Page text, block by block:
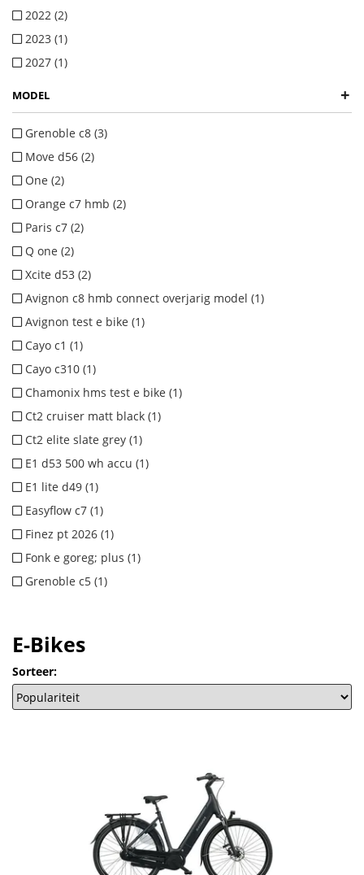
2022 (2)
2023 (1)
2027 (1)
MODEL +
Grenoble c8 (3)
Move d56 (2)
One (2)
Orange c7 hmb (2)
Paris c7 (2)
Q one (2)
Xcite d53 (2)
Avignon c8 hmb connect overjarig model (1)
Avignon test e bike (1)
Cayo c1 (1)
Cayo c310 (1)
Chamonix hms test e bike (1)
Ct2 cruiser matt black (1)
Ct2 elite slate grey (1)
E1 d53 500 wh accu (1)
E1 lite d49 (1)
Easyflow c7 (1)
Finez pt 2026 (1)
Fonk e goreg; plus (1)
Grenoble c5 (1)
E-Bikes
Sorteer: